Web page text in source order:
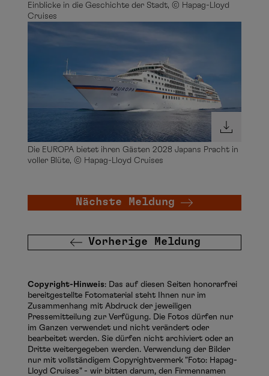
Einblicke in die Geschichte der Stadt, © Hapag-Lloyd
Cruises
Die EUROPA bietet ihren Gästen 2028 Japans Pracht in
voller Blüte, © Hapag-Lloyd Cruises
Vorherige Meldung
Nächste Meldung
Copyright-Hinweis: Das auf diesen Seiten honorarfrei
bereitgestellte Fotomaterial steht Ihnen nur im
Zusammenhang mit Abdruck der jeweiligen
Pressemitteilung zur Verfügung. Die Fotos dürfen nur
im Ganzen verwendet und nicht verändert oder
bearbeitet werden. Sie dürfen nicht archiviert oder an
Dritte weitergegeben werden. Verwendung der Bilder
nur mit vollständigem Copyrightvermerk "Foto: Hapag-
Lloyd Cruises" - wir bitten darum, den Firmennamen